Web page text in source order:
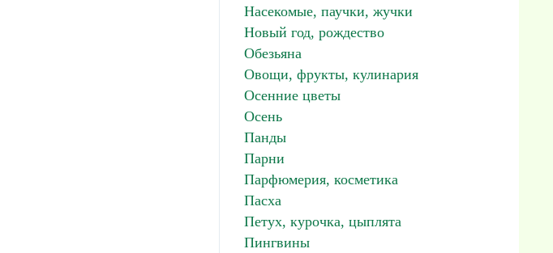
Насекомые, паучки, жучки
Новый год, рождество
Обезьяна
Овощи, фрукты, кулинария
Осенние цветы
Осень
Панды
Парни
Парфюмерия, косметика
Пасха
Петух, курочка, цыплята
Пингвины